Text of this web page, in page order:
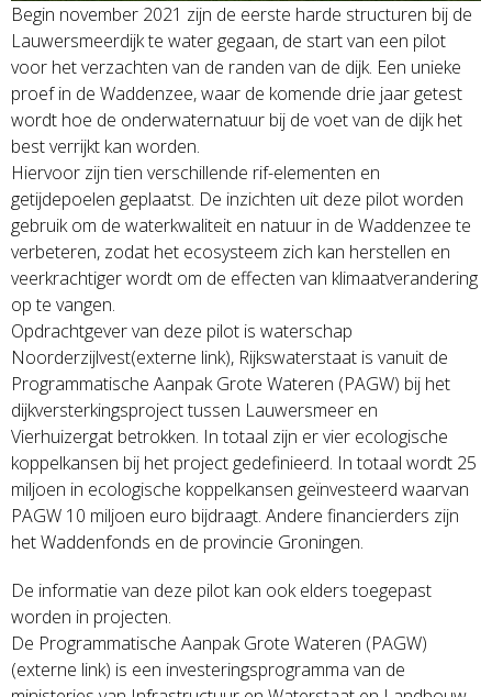
Begin november 2021 zijn de eerste harde structuren bij de
Lauwersmeerdijk te water gegaan, de start van een pilot
voor het verzachten van de randen van de dijk. Een unieke
proef in de Waddenzee, waar de komende drie jaar getest
wordt hoe de onderwaternatuur bij de voet van de dijk het
best verrijkt kan worden.
Hiervoor zijn tien verschillende rif-elementen en
getijdepoelen geplaatst. De inzichten uit deze pilot worden
gebruik om de waterkwaliteit en natuur in de Waddenzee te
verbeteren, zodat het ecosysteem zich kan herstellen en
veerkrachtiger wordt om de effecten van klimaatverandering
op te vangen.
Opdrachtgever van deze pilot is waterschap
Noorderzijlvest(externe link), Rijkswaterstaat is vanuit de
Programmatische Aanpak Grote Wateren (PAGW) bij het
dijkversterkingsproject tussen Lauwersmeer en
Vierhuizergat betrokken. In totaal zijn er vier ecologische
koppelkansen bij het project gedefinieerd. In totaal wordt 25
miljoen in ecologische koppelkansen geïnvesteerd waarvan
PAGW 10 miljoen euro bijdraagt. Andere financierders zijn
het Waddenfonds en de provincie Groningen.
De informatie van deze pilot kan ook elders toegepast
worden in projecten.
De Programmatische Aanpak Grote Wateren (PAGW)
(externe link) is een investeringsprogramma van de